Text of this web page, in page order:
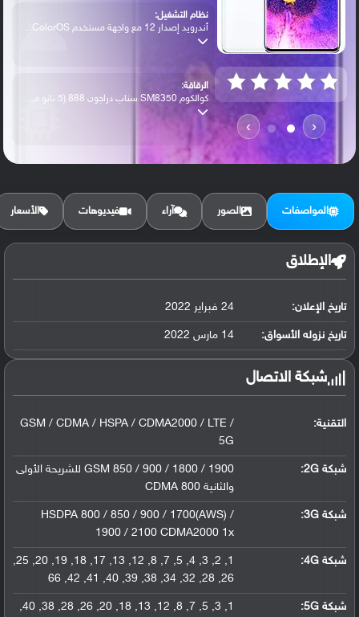
‹
›
نظام التشغيل:
أندرويد إصدار 12 مع واجهة مستخدم ColorOS...
الرقاقة:
كوالكوم SM8350 سناب دراجون 888 (5 نانو م...
الرام / التخزين:
البطارية:
ليثيوم بوليمر سعة 4800 مللي أمبير, غير ق...
المواصفات الصور آراء فيديوهات الأسعار
الإطلاق
تاريخ الإعلان: 24 فبراير 2022
تاريخ نزوله الأسواق: 14 مارس 2022
شبكة الاتصال
التقنية:
GSM / CDMA / HSPA / CDMA2000 / LTE /
5G
شبكة 2G:
GSM 850 / 900 / 1800 / 1900 للشريحة الأولى
والثانية CDMA 800
شبكة 3G :
HSDPA 800 / 850 / 900 / 1700(AWS) /
1900 / 2100 CDMA2000 1x
شبكة 4G :
1, 2, 3, 4, 5, 7, 8, 12, 13, 17, 18, 19, 20, 25,
26, 28, 32, 34, 38, 39, 40, 41, 42, 66
شبكة 5G :
1, 3, 5, 7, 8, 12, 13, 18, 20, 26, 28, 38, 40,